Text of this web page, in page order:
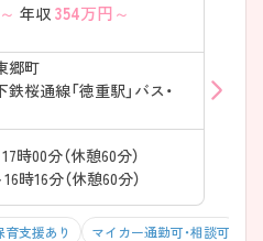
年収 354万円～
郷町
桜通線「徳重駅」バス・
時00分（休憩60分）
16時16分（休憩60分）
育支援あり マイカー通勤可・相談可